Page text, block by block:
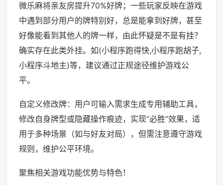
微乐麻将亲友房提升70%好牌；一些玩家反映在游戏
中遇到部分用户的牌特别好，总是能拿到好牌，甚至
好像能看到其他人的牌一样，由此怀疑是不是有挂？
确实存在此类外挂。如(小程序跑得快,小程序跑胡子,
小程序斗地主)等，建议通过正规途径维护游戏公
平。
自定义修改牌：用户可输入需求生成专用辅助工具，
修改自身牌型或隐藏操作痕迹，实现“必胜”效果，适
用于多种场景（如与好友对局），但需注意遵守游戏
规则，维护公平环境。
聚焦相关游戏功能优势与特色！